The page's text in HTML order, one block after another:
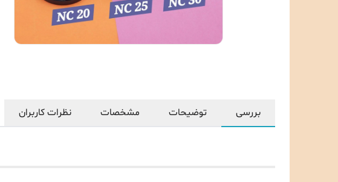
بررسی توضیحات مشخصات نظرات کاربران